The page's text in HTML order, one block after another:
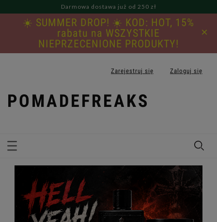
Darmowa dostawa już od 250 zł
☀️ SUMMER DROP! ☀️ KOD: HOT, 15%
rabatu na WSZYSTKIE
NIEPRZECENIONE PRODUKTY!
×
Zarejestruj się Zaloguj się
POMADEFREAKS